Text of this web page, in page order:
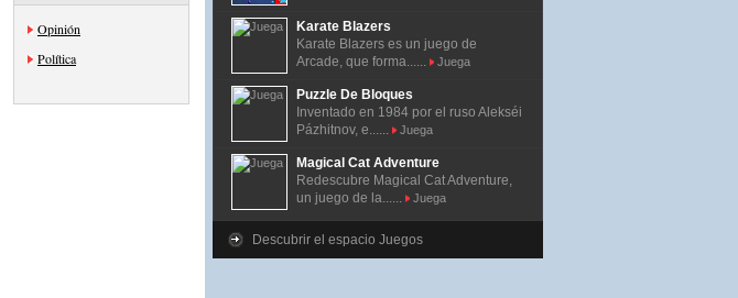
Opinión
Política
Karate Blazers
Karate Blazers es un juego de
Arcade, que forma......
Juega
Puzzle De Bloques
Inventado en 1984 por el ruso Alekséi
Pázhitnov, e......
Juega
Magical Cat Adventure
Redescubre Magical Cat Adventure,
un juego de la......
Juega
Descubrir el espacio Juegos